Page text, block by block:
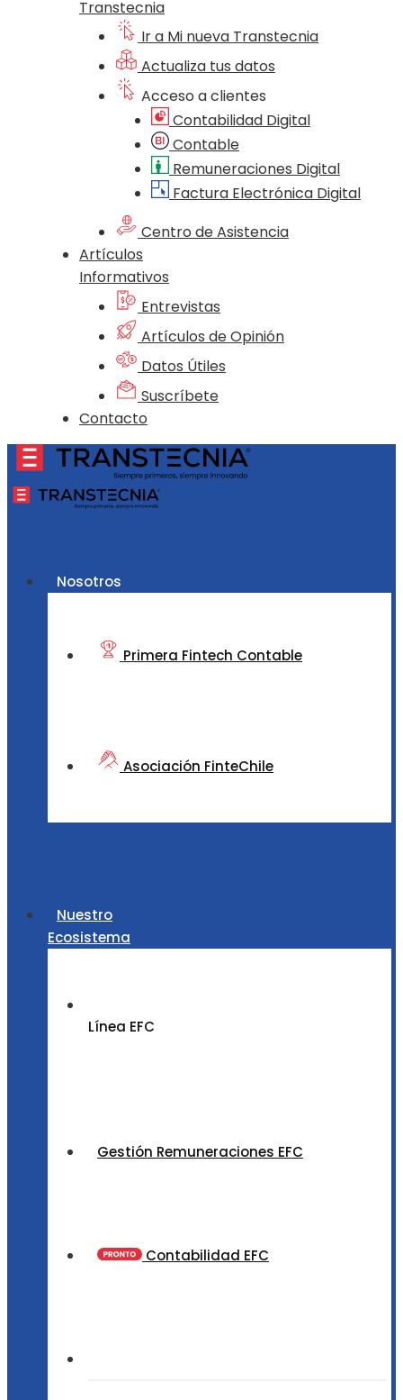
Transtecnia
Ir a Mi nueva Transtecnia
Actualiza tus datos
Acceso a clientes
Contabilidad Digital
Contable
Remuneraciones Digital
Factura Electrónica Digital
Centro de Asistencia
Artículos
Informativos
Entrevistas
Artículos de Opinión
Datos Útiles
Suscríbete
Contacto
Nosotros
Primera Fintech Contable
Asociación FinteChile
Nuestro
Ecosistema
Línea EFC
Gestión Remuneraciones EFC
Contabilidad EFC